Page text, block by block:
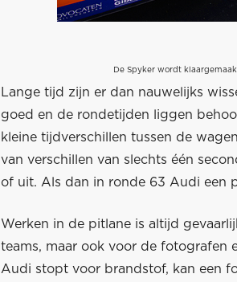
De Spyker wordt
Lange tijd zijn er dan nauwelijks
goed en de rondetijden liggen
kleine tijdverschillen tussen de
van verschillen van slechts één
of uit. Als dan in ronde 63 Audi een
Werken in de pitlane is altijd
teams, maar ook voor de fotografen
Audi stopt voor brandstof, kan een